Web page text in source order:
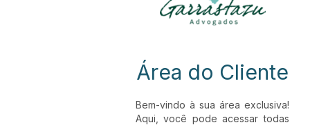
Área do Cliente
Bem-vindo à sua área exclusiva!
Aqui, você pode acessar todas